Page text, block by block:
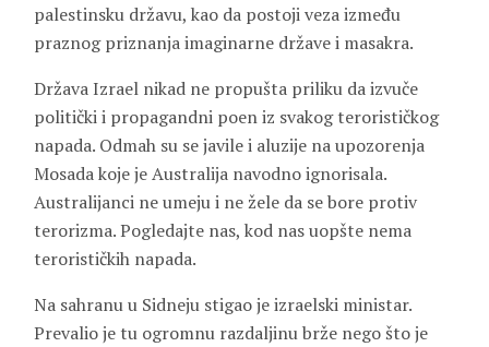
palestinsku državu, kao da postoji veza između
praznog priznanja imaginarne države i masakra.
Država Izrael nikad ne propušta priliku da izvuče
politički i propagandni poen iz svakog terorističkog
napada. Odmah su se javile i aluzije na upozorenja
Mosada koje je Australija navodno ignorisala.
Australijanci ne umeju i ne žele da se bore protiv
terorizma. Pogledajte nas, kod nas uopšte nema
terorističkih napada.
Na sahranu u Sidneju stigao je izraelski ministar.
Prevalio je tu ogromnu razdaljinu brže nego što je